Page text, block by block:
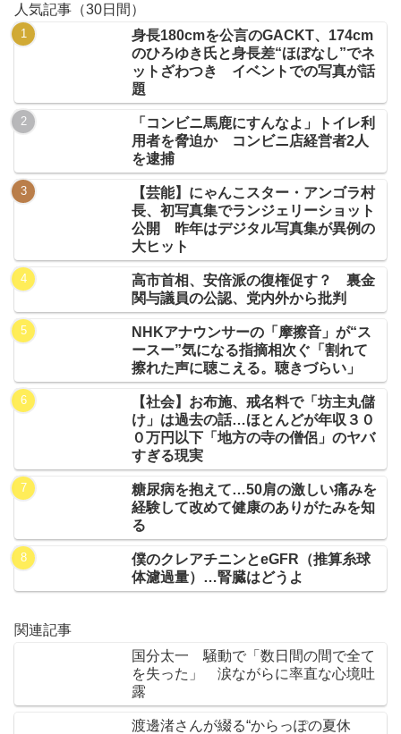
人気記事（30日間）
身長180cmを公言のGACKT、174cm
のひろゆき氏と身長差“ほぼなし”でネ
ットざわつき イベントでの写真が話
題
「コンビニ馬鹿にすんなよ」トイレ利
用者を脅迫か コンビニ店経営者2人
を逮捕
【芸能】にゃんこスター・アンゴラ村
長、初写真集でランジェリーショット
公開 昨年はデジタル写真集が異例の
大ヒット
高市首相、安倍派の復権促す？ 裏金
関与議員の公認、党内外から批判
NHKアナウンサーの「摩擦音」が“ス
ースー”気になる指摘相次ぐ「割れて
擦れた声に聴こえる。聴きづらい」
【社会】お布施、戒名料で「坊主丸儲
け」は過去の話…ほとんどが年収３０
０万円以下「地方の寺の僧侶」のヤバ
すぎる現実
糖尿病を抱えて…50肩の激しい痛みを
経験して改めて健康のありがたみを知
る
僕のクレアチニンとeGFR（推算糸球
体濾過量）…腎臓はどうよ
関連記事
国分太一 騒動で「数日間の間で全て
を失った」 涙ながらに率直な心境吐
露
渡邊渚さんが綴る“からっぽの夏休